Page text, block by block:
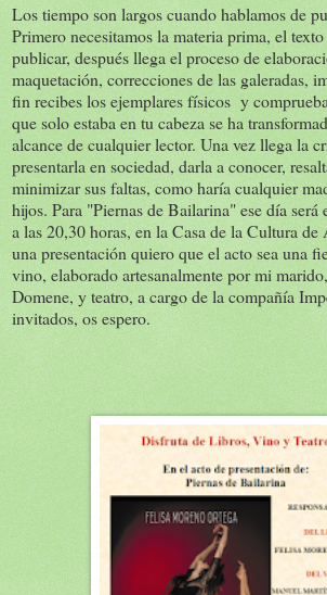
Los tiempo son largos cuando hablamos de
Primero necesitamos la materia prima, el texto
publicar, después llega el proceso de
maquetación, correcciones de las galeradas,
fin recibes los ejemplares físicos y
que solo estaba en tu cabeza se ha
alcance de cualquier lector. Una vez llega la
presentarla en sociedad, darla a conocer,
minimizar sus faltas, como haría cualquier
hijos. Para "Piernas de Bailarina" ese día
a las 20,30 horas, en la Casa de la Cultura de
una presentación quiero que el acto sea una
vino, elaborado artesanalmente por mi
Domene, y teatro, a cargo de la compañía
invitados, os espero.